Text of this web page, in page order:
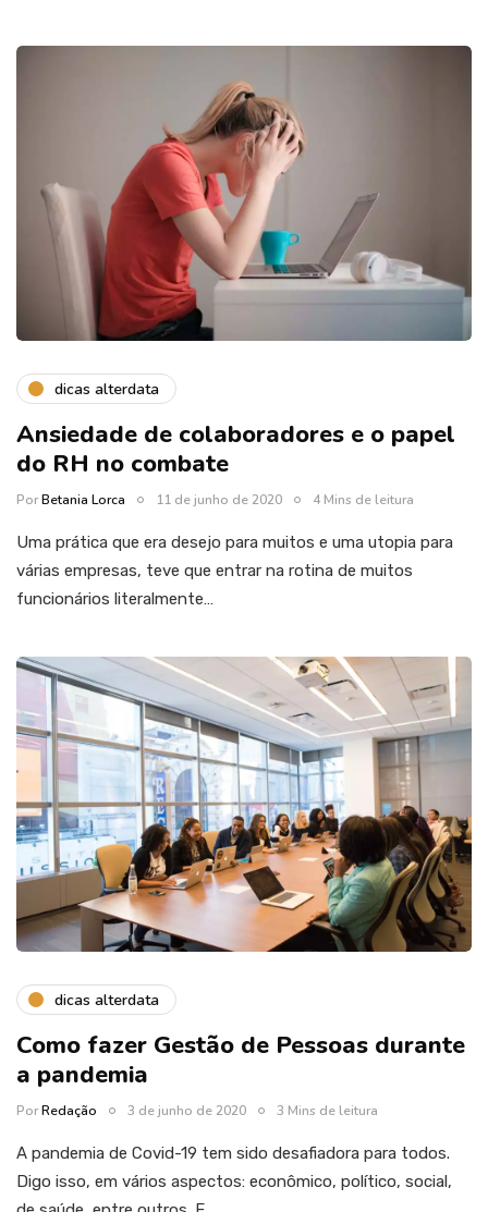
dicas alterdata
Ansiedade de colaboradores e o papel
do RH no combate
PorBetania Lorca 11 de junho de 2020 4 Mins de leitura
Uma prática que era desejo para muitos e uma utopia para
várias empresas, teve que entrar na rotina de muitos
funcionários literalmente…
dicas alterdata
Como fazer Gestão de Pessoas durante
a pandemia
PorRedação 3 de junho de 2020 3 Mins de leitura
A pandemia de Covid-19 tem sido desafiadora para todos.
Digo isso, em vários aspectos: econômico, político, social,